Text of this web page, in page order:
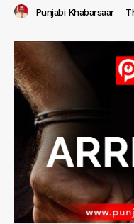
Punjabi Khabarsaar -